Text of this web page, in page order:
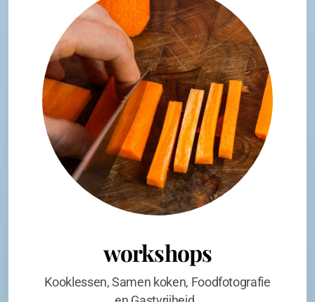
workshops
Kooklessen, Samen koken, Foodfotografie